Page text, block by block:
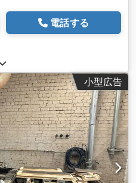
電話する
小型広告